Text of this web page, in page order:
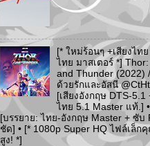
[* ใหม่ร้อนๆ +เสียงไท
ไทย มาสเตอร์ *]
and Thunder (2022)
ด้วยรักและอัสนี
[เสียงอังกฤษ DTS-5.1
ไทย 5.1 Master แท้.] •
[บรรยาย: ไทย-อังกฤษ Master + ซับ
ชัด] • [* 1080p Super HQ ไฟล์เล็ก
สูง! *]